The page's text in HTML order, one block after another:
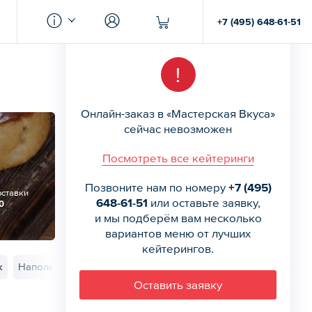
+7 (495) 648-61-51
Наполеон
!
Онлайн-заказ в «Мастерская Вкуса»
сейчас невозможен
Посмотреть все кейтеринги
Позвоните нам по номеру +7 (495)
648-61-51 или оставьте заявку,
и мы подберём вам несколько
вариантов меню от лучших
кейтерингов.
Оставить заявку